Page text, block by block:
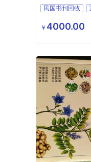
民国书刊回收
￥ 4000.00